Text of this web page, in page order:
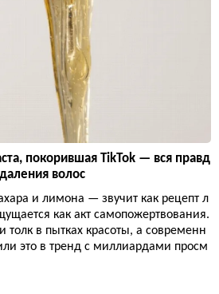
покорившая TikTok — вся правд
волос
и лимона — звучит как рецепт л
как акт самопожертвования.
толк в пытках красоты, а современн
это в тренд с миллиардами просм